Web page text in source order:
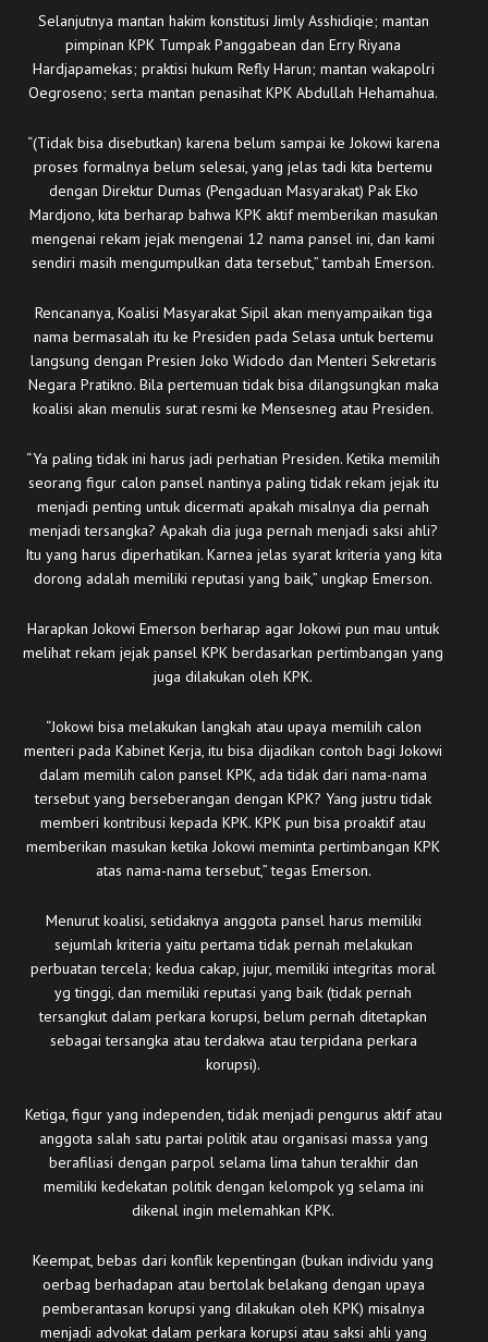
Selanjutnya mantan hakim konstitusi Jimly Asshidiqie; mantan
pimpinan KPK Tumpak Panggabean dan Erry Riyana
Hardjapamekas; praktisi hukum Refly Harun; mantan wakapolri
Oegroseno; serta mantan penasihat KPK Abdullah Hehamahua.
“(Tidak bisa disebutkan) karena belum sampai ke Jokowi karena
proses formalnya belum selesai, yang jelas tadi kita bertemu
dengan Direktur Dumas (Pengaduan Masyarakat) Pak Eko
Mardjono, kita berharap bahwa KPK aktif memberikan masukan
mengenai rekam jejak mengenai 12 nama pansel ini, dan kami
sendiri masih mengumpulkan data tersebut,” tambah Emerson.
Rencananya, Koalisi Masyarakat Sipil akan menyampaikan tiga
nama bermasalah itu ke Presiden pada Selasa untuk bertemu
langsung dengan Presien Joko Widodo dan Menteri Sekretaris
Negara Pratikno. Bila pertemuan tidak bisa dilangsungkan maka
koalisi akan menulis surat resmi ke Mensesneg atau Presiden.
“Ya paling tidak ini harus jadi perhatian Presiden. Ketika memilih
seorang figur calon pansel nantinya paling tidak rekam jejak itu
menjadi penting untuk dicermati apakah misalnya dia pernah
menjadi tersangka? Apakah dia juga pernah menjadi saksi ahli?
Itu yang harus diperhatikan. Karnea jelas syarat kriteria yang kita
dorong adalah memiliki reputasi yang baik,” ungkap Emerson.
Harapkan Jokowi Emerson berharap agar Jokowi pun mau untuk
melihat rekam jejak pansel KPK berdasarkan pertimbangan yang
juga dilakukan oleh KPK.
“Jokowi bisa melakukan langkah atau upaya memilih calon
menteri pada Kabinet Kerja, itu bisa dijadikan contoh bagi Jokowi
dalam memilih calon pansel KPK, ada tidak dari nama-nama
tersebut yang berseberangan dengan KPK? Yang justru tidak
memberi kontribusi kepada KPK. KPK pun bisa proaktif atau
memberikan masukan ketika Jokowi meminta pertimbangan KPK
atas nama-nama tersebut,” tegas Emerson.
Menurut koalisi, setidaknya anggota pansel harus memiliki
sejumlah kriteria yaitu pertama tidak pernah melakukan
perbuatan tercela; kedua cakap, jujur, memiliki integritas moral
yg tinggi, dan memiliki reputasi yang baik (tidak pernah
tersangkut dalam perkara korupsi, belum pernah ditetapkan
sebagai tersangka atau terdakwa atau terpidana perkara
korupsi).
Ketiga, figur yang independen, tidak menjadi pengurus aktif atau
anggota salah satu partai politik atau organisasi massa yang
berafiliasi dengan parpol selama lima tahun terakhir dan
memiliki kedekatan politik dengan kelompok yg selama ini
dikenal ingin melemahkan KPK.
Keempat, bebas dari konflik kepentingan (bukan individu yang
oerbag berhadapan atau bertolak belakang dengan upaya
pemberantasan korupsi yang dilakukan oleh KPK) misalnya
menjadi advokat dalam perkara korupsi atau saksi ahli yang